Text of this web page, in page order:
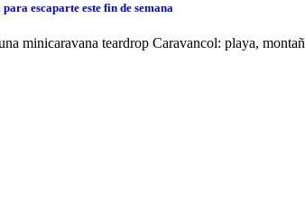
escaparte este fin de semana
minicaravana teardrop Caravancol: playa,